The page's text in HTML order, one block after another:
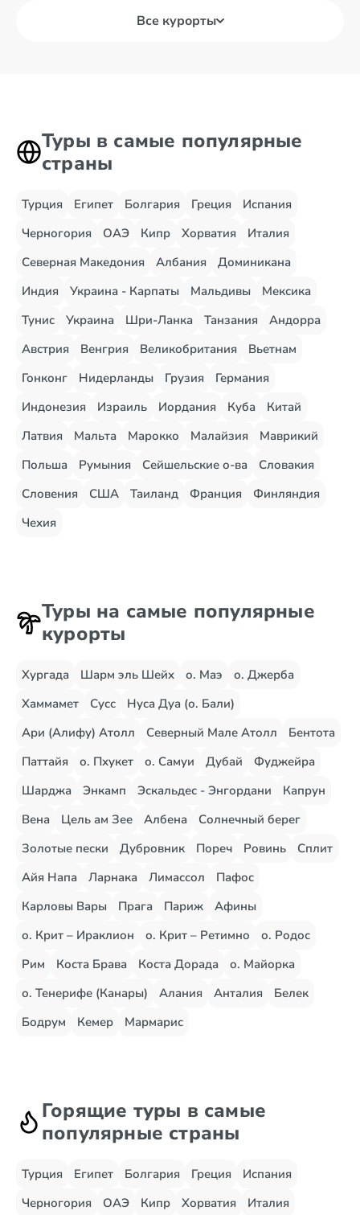
Все курорты
Туры в самые популярные
страны
Турция Египет Болгария Греция
Испания
Черногория
ОАЭ Кипр Хорватия
Италия
Северная Македония
Албания
Доминикана
Индия
Украина - Карпаты Мальдивы
Мексика
Тунис
Украина Шри-Ланка Танзания
Андорра
Австрия
Венгрия Великобритания
Вьетнам
Гонконг
Нидерланды Грузия
Германия
Индонезия
Израиль Иордания Куба
Китай
Латвия
Мальта Марокко Малайзия
Маврикий
Польша
Румыния Сейшельские о-ва
Словакия
Словения
США Таиланд Франция
Финляндия
Чехия
Туры на самые популярные
курорты
Хургада Шарм эль Шейх о. Маэ
о. Джерба
Хаммамет
Сусс
Нуса Дуа (о. Бали)
Ари (Алифу) Атолл
Северный Мале Атолл
Бентота
Паттайя
о. Пхукет о. Самуи Дубай
Фуджейра
Шарджа
Энкамп Эскальдес - Энгордани
Капрун
Вена
Цель ам Зее Албена
Солнечный берег
Золотые пески
Дубровник Пореч Ровинь
Сплит
Айя Напа
Ларнака Лимассол
Пафос
Карловы Вары
Прага Париж
Афины
о. Крит – Ираклион
о. Крит – Ретимно
о. Родос
Рим
Коста Брава Коста Дорада
о. Майорка
о. Тенерифе (Канары)
Алания Анталия
Белек
Бодрум
Кемер Мармарис
Горящие туры в самые
популярные страны
Турция Египет Болгария Греция
Испания
Черногория
ОАЭ Кипр Хорватия
Италия